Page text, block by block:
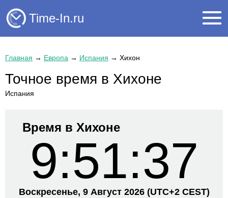
Time-In.ru
Главная → Европа → Испания → Хихон
Точное время в Хихоне
Испания
Время в Хихоне
9:51:38
Воскресенье, 9 Август 2026 (UTC+2 CEST)